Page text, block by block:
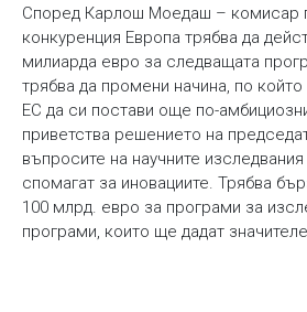
Според Карлош Моедаш – комисар
конкуренция Европа трябва да
милиарда евро за следващата
трябва да промени начина, по
ЕС да си постави още по-
приветства решението на
въпросите на научните
спомагат за иновациите. Трябва
100 млрд. евро за програми за
програми, които ще дадат